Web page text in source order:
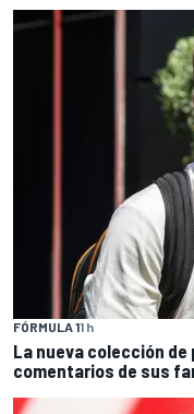
FÓRMULA 11 h
La nueva colección
comentarios de sus